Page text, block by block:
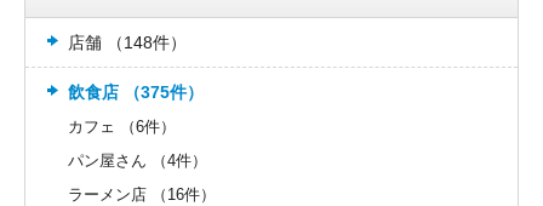
店舗 （148件）
飲食店 （375件）
カフェ （6件）
パン屋さん （4件）
ラーメン店 （16件）